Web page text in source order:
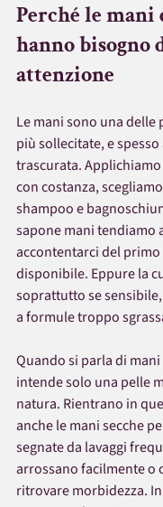
Perché le mani
hanno bisogno
attenzione
Le mani sono una delle
più sollecitate, e
trascurata.
con costanza,
shampoo e
sapone mani tendiamo
accontentarci del
disponibile. Eppure la
soprattutto se
a formule troppo
Quando si parla di
intende solo una pelle
natura. Rientrano in
anche le mani secche
segnate da lavaggi
arrossano facilmente o
ritrovare morbidezza.